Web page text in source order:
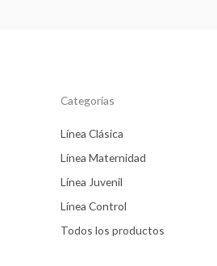
Categorías
Línea Clásica
Línea Maternidad
Línea Juvenil
Línea Control
Todos los productos